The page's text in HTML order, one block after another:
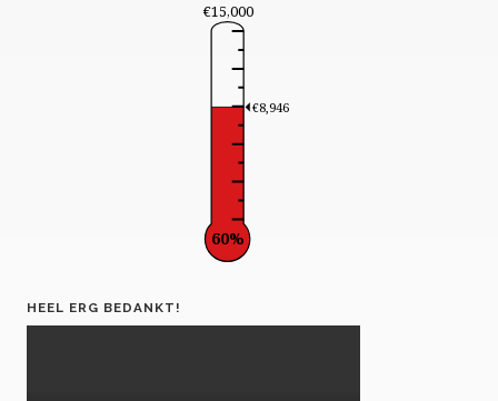
€15,000
€8,946
60%
HEEL ERG BEDANKT!